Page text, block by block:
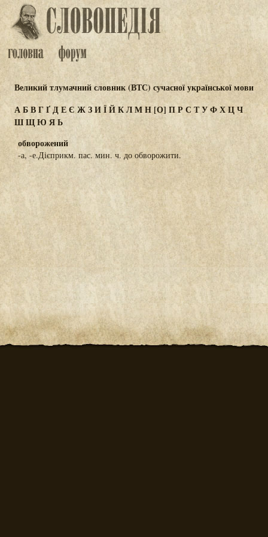
Великий тлумачний словник (ВТС) сучасної української мови
АБВГҐДЕЄ ЖЗИЇЙКЛМН[О] ПР СТУФХЦЧ
ШЩЮЯЬ
обворожений
-а, -е.Дієприкм. пас. мин. ч. до обворожити.